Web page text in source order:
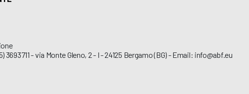
3693711 - via Monte Gleno, 2 - I - 24125 Bergamo (BG) - Email: info@abf.eu